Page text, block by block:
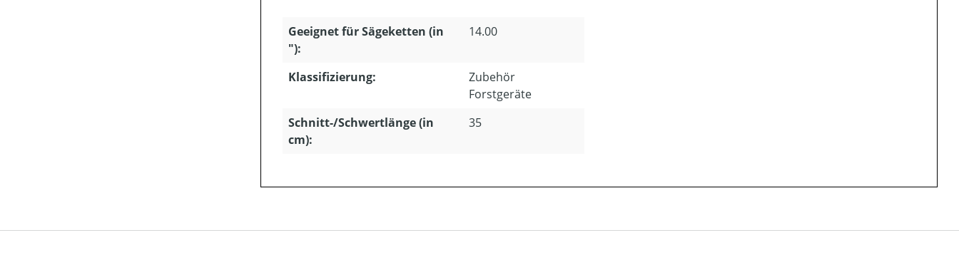
Geeignet für Sägeketten (in
"):
14.00
Klassifizierung:
Zubehör
Forstgeräte
Schnitt-/Schwertlänge (in
cm):
35